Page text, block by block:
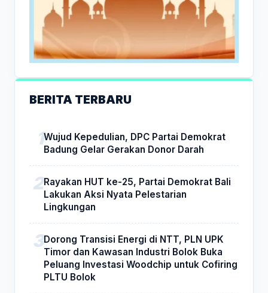
BERITA TERBARU
Wujud Kepedulian, DPC Partai Demokrat
Badung Gelar Gerakan Donor Darah
Rayakan HUT ke-25, Partai Demokrat Bali
Lakukan Aksi Nyata Pelestarian
Lingkungan
Dorong Transisi Energi di NTT, PLN UPK
Timor dan Kawasan Industri Bolok Buka
Peluang Investasi Woodchip untuk Cofiring
PLTU Bolok